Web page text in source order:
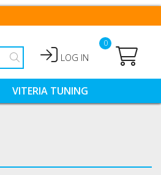
LOG IN
0
VITERIA TUNING
VITI ACCIAIO COLORATE